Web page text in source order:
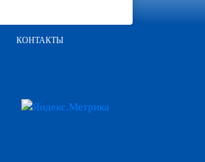
КОНТАКТЫ